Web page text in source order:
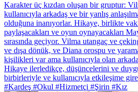
Karakter üç kızdan oluşan bir gruptur:
kullanıcıyla arkadaş ve bir yanlış
olduğuna inanıyorlar. Hikaye, birlikte
paylaşacakları ve oyun oynayacakları
sırasında geçiyor. Vilma utangaç ve
ve dışa dönük, ve Diana orospu ve
kişilikleri var ama kullanıcıyla olan
Hikaye ilerledikçe, düşüncelerini ve
birbirleriyle ve kullanıcıyla etkileşime
#Kardeş #Okul #Hizmetçi #Şirin #Kız